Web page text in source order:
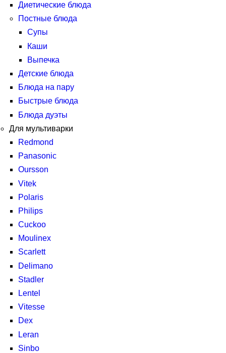
Диетические блюда
Постные блюда
Супы
Каши
Выпечка
Детские блюда
Блюда на пару
Быстрые блюда
Блюда дуэты
Для мультиварки
Redmond
Panasonic
Oursson
Vitek
Polaris
Philips
Cuckoo
Moulinex
Scarlett
Delimano
Stadler
Lentel
Vitesse
Dex
Leran
Sinbo